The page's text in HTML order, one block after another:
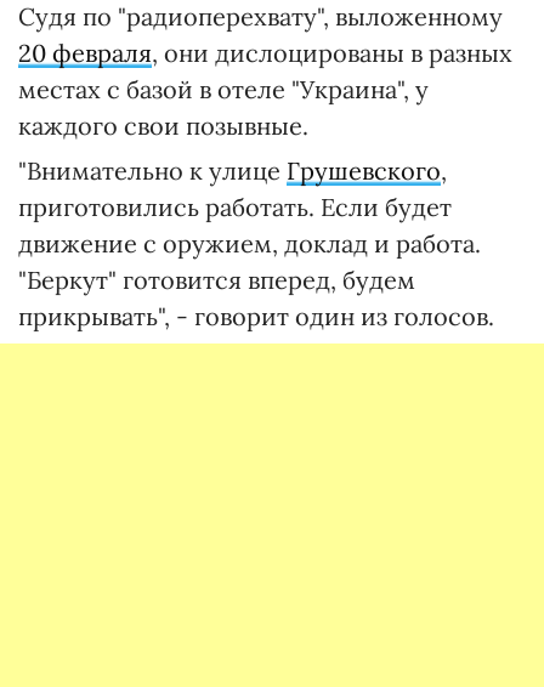
Судя по "радиоперехвату", выложенному
20 февраля, они дислоцированы в разных
местах с базой в отеле "Украина", у
каждого свои позывные.
"Внимательно к улице Грушевского,
приготовились работать. Если будет
движение с оружием, доклад и работа.
"Беркут" готовится вперед, будем
прикрывать", - говорит один из голосов.